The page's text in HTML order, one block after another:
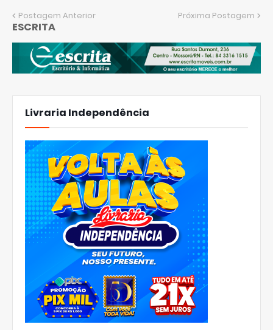
Postagem Anterior Próxima Postagem
ESCRITA
Livraria Independência